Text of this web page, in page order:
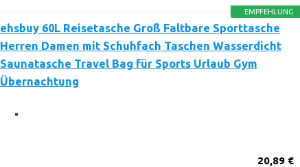
EMPFEHLUNG
ehsbuy 60L Reisetasche Groß Faltbare Sporttasche
Herren Damen mit Schuhfach Taschen Wasserdicht
Saunatasche Travel Bag für Sports Urlaub Gym
Übernachtung
20,89 €